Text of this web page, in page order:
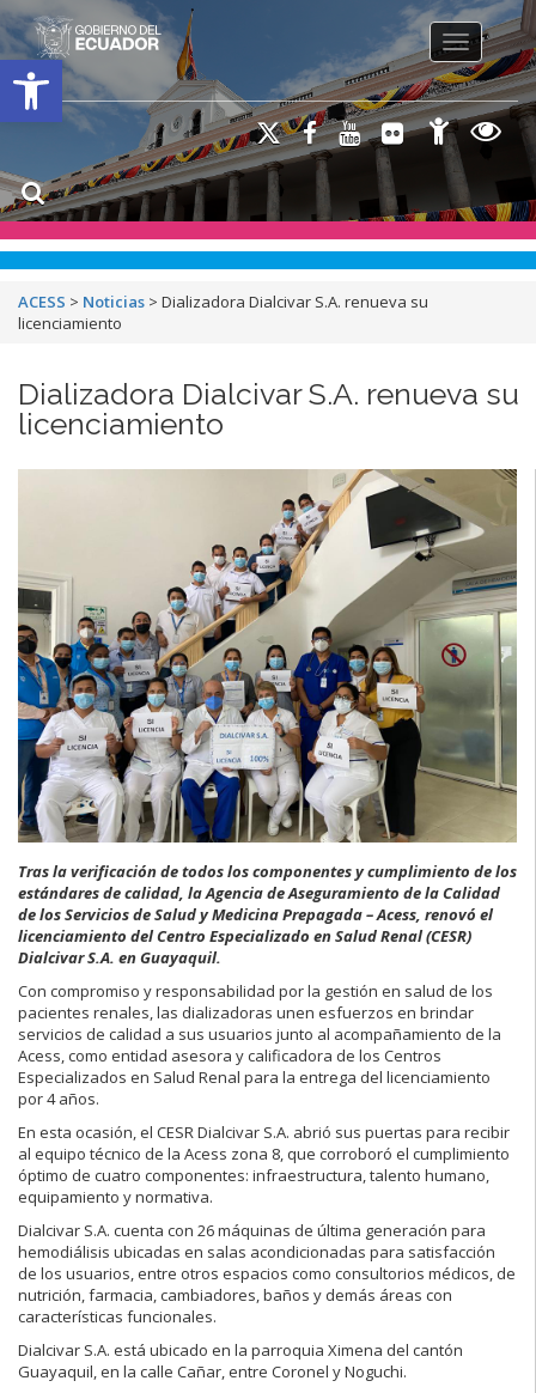
Open toolbar
Toggle
ACESS > Noticias > Dializadora Dialcivar S.A. renueva su
licenciamiento
Dializadora Dialcivar S.A. renueva su
licenciamiento
Tras la verificación de todos los componentes y cumplimiento de los
estándares de calidad, la Agencia de Aseguramiento de la Calidad
de los Servicios de Salud y Medicina Prepagada – Acess, renovó el
licenciamiento del Centro Especializado en Salud Renal (CESR)
Dialcivar S.A. en Guayaquil.
Con compromiso y responsabilidad por la gestión en salud de los
pacientes renales, las dializadoras unen esfuerzos en brindar
servicios de calidad a sus usuarios junto al acompañamiento de la
Acess, como entidad asesora y calificadora de los Centros
Especializados en Salud Renal para la entrega del licenciamiento
por 4 años.
En esta ocasión, el CESR Dialcivar S.A. abrió sus puertas para recibir
al equipo técnico de la Acess zona 8, que corroboró el cumplimiento
óptimo de cuatro componentes: infraestructura, talento humano,
equipamiento y normativa.
Dialcivar S.A. cuenta con 26 máquinas de última generación para
hemodiálisis ubicadas en salas acondicionadas para satisfacción
de los usuarios, entre otros espacios como consultorios médicos, de
nutrición, farmacia, cambiadores, baños y demás áreas con
características funcionales.
Dialcivar S.A. está ubicado en la parroquia Ximena del cantón
Guayaquil, en la calle Cañar, entre Coronel y Noguchi.